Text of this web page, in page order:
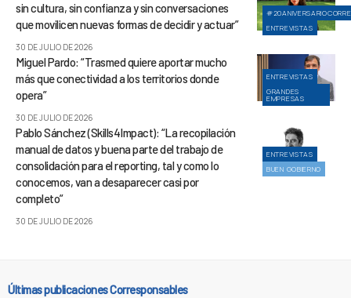
ENTREVISTAS
sin cultura, sin confianza y sin conversaciones
que movilicen nuevas formas de decidir y actuar”
30 DE JULIO DE 2026
ENTREVISTAS
GRANDES
EMPRESAS
Miguel Pardo: “Trasmed quiere aportar mucho
más que conectividad a los territorios donde
opera”
30 DE JULIO DE 2026
ENTREVISTAS
BUEN GOBIERNO
Pablo Sánchez (Skills4Impact): “La recopilación
manual de datos y buena parte del trabajo de
consolidación para el reporting, tal y como lo
conocemos, van a desaparecer casi por
completo”
30 DE JULIO DE 2026
Últimas publicaciones Corresponsables